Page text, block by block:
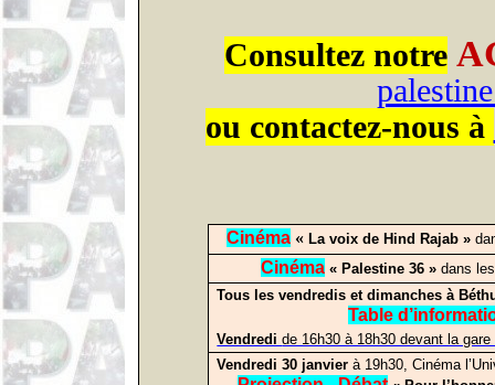
Consultez notre
ou contactez-nous à
Cinéma « La voix de Hind Rajab »
Cinéma « Palestine 36 »dans
Tous les vendredis et dimanches à
Table
Vendredide 16h30 à 18h30 devant la gare
Vendredi 30 janvierà 19h30, Cinéma